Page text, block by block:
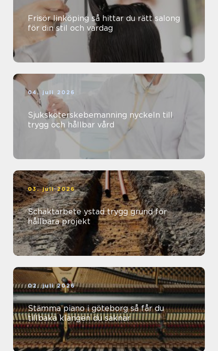
Frisör linköping så hittar du rätt salong
för din stil och vardag
04. juli 2026
Sjuksköterskebemanning nyckeln till
trygg och hållbar vård
03. juli 2026
Schaktarbete ystad trygg grund för
hållbara projekt
02. juli 2026
Stämma piano i göteborg så får du
tillbaka klangen du saknar